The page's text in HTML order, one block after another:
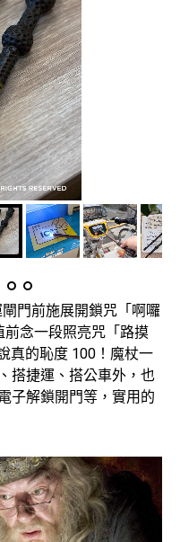
門前施展開鎖咒「啊囉
前念一段照亮咒「路摸
真的恥度 100！魔杖一
搭捷運、搭公車外，也
子解鎖開門等，實用的